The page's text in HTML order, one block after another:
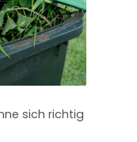
sich richtig